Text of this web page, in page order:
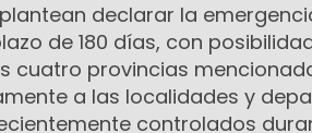
declarar la
de 180 días, con
cuatro provincias
a las localidades y
controlados